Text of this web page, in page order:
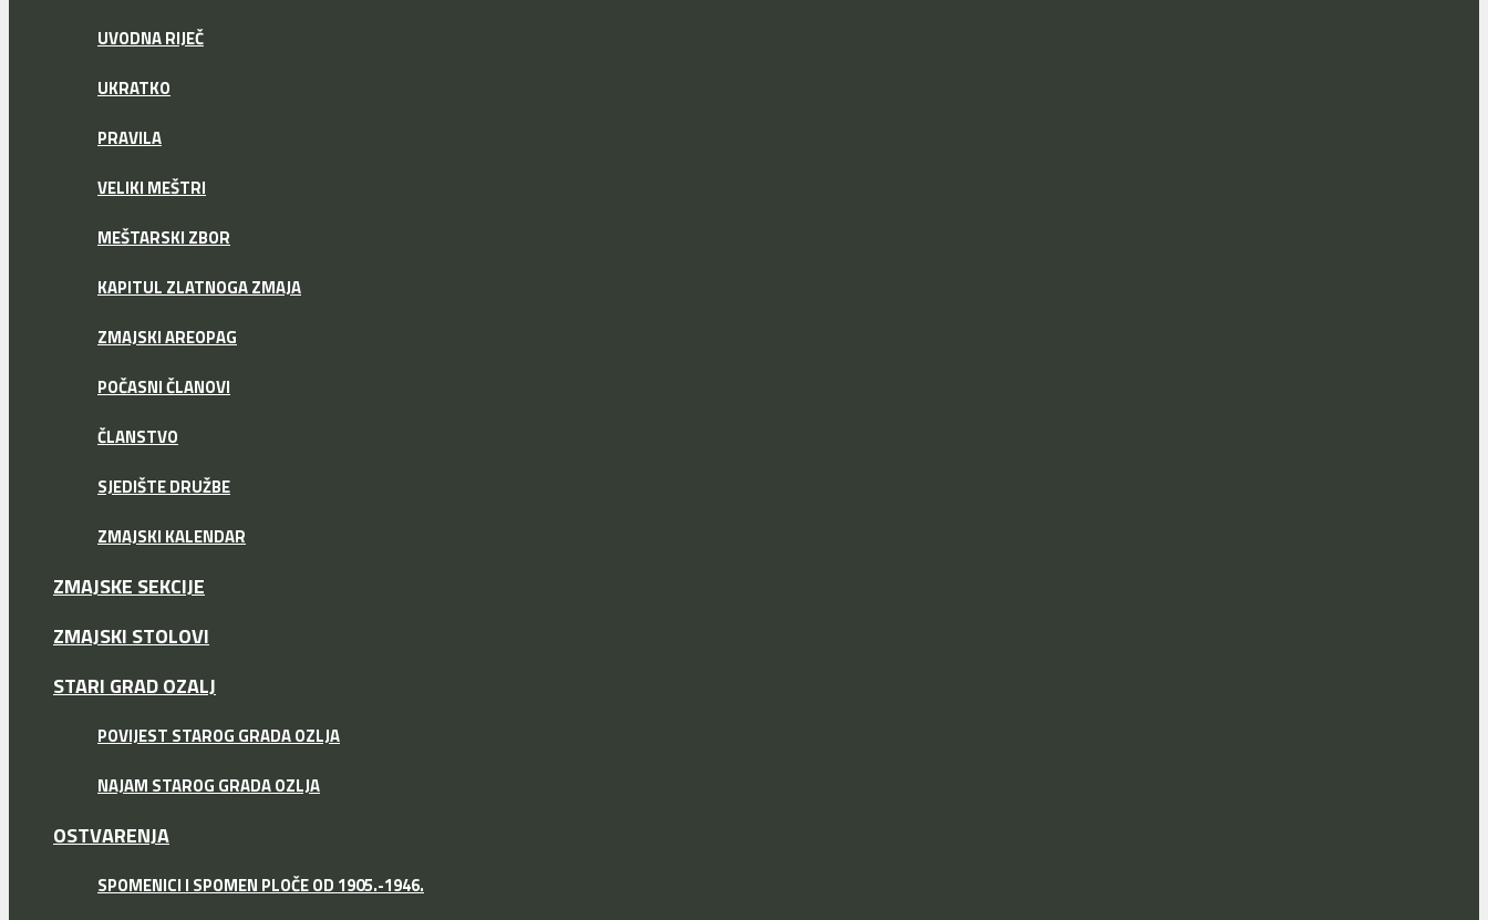
UVODNA RIJEČ
UKRATKO
PRAVILA
VELIKI MEŠTRI
MEŠTARSKI ZBOR
KAPITUL ZLATNOGA ZMAJA
ZMAJSKI AREOPAG
POČASNI ČLANOVI
ČLANSTVO
SJEDIŠTE DRUŽBE
ZMAJSKI KALENDAR
ZMAJSKE SEKCIJE
ZMAJSKI STOLOVI
STARI GRAD OZALJ
POVIJEST STAROG GRADA OZLJA
NAJAM STAROG GRADA OZLJA
OSTVARENJA
SPOMENICI I SPOMEN PLOČE OD 1905.-1946.